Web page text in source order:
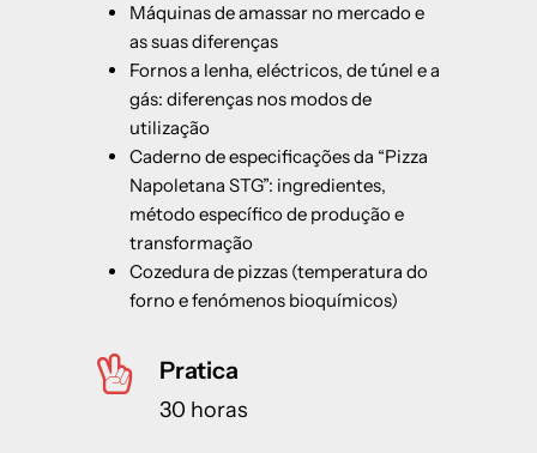
Máquinas de amassar no mercado e
as suas diferenças
Fornos a lenha, eléctricos, de túnel e a
gás: diferenças nos modos de
utilização
Caderno de especificações da “Pizza
Napoletana STG”: ingredientes,
método específico de produção e
transformação
Cozedura de pizzas (temperatura do
forno e fenómenos bioquímicos)
Pratica
30 horas